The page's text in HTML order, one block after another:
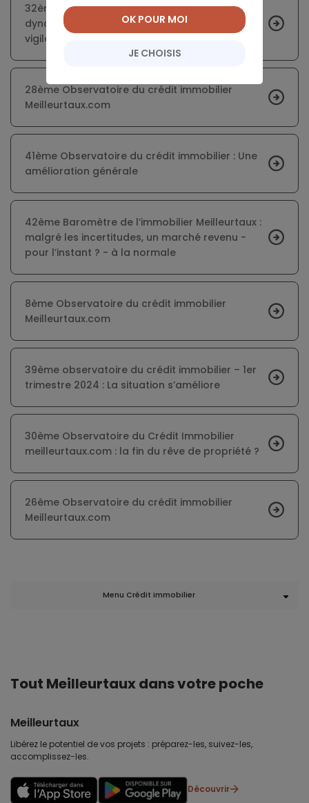
32ème Observatoire du Crédit Immobilier : Un
dynamisme fort, mais des éléments de
vigilance à ne pas négliger
28ème Observatoire du crédit immobilier
Meilleurtaux.com
41ème Observatoire du crédit immobilier : Une
amélioration générale
42ème Baromètre de l’immobilier Meilleurtaux :
malgré les incertitudes, un marché revenu -
pour l’instant ? - à la normale
8ème Observatoire du crédit immobilier
Meilleurtaux.com
39ème observatoire du crédit immobilier – 1er
trimestre 2024 : La situation s’améliore
30ème Observatoire du Crédit Immobilier
meilleurtaux.com : la fin du rêve de propriété ?
26ème Observatoire du crédit immobilier
Meilleurtaux.com
Menu Crédit immobilier
Tout Meilleurtaux dans votre poche
Meilleurtaux
Libérez le potentiel de vos projets : préparez-les, suivez-les,
accomplissez-les.
Découvrir
JE CHOISIS
OK POUR MOI